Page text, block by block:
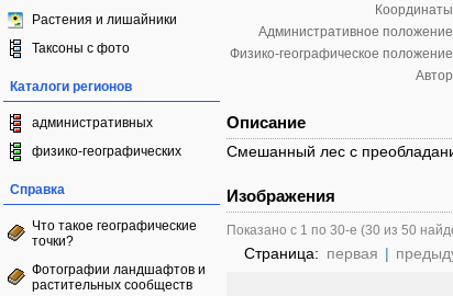
Растения и лишайники
Таксоны с фото
Каталоги регионов
административных
физико-географических
Справка
Что такое географические
точки?
Фотографии ландшафтов и
растительных сообществ
Административное
Физико-географическое
Описание
Смешанный лес с
Изображения
Показано с 1 по 30-е (30 из 50
Страница: первая |